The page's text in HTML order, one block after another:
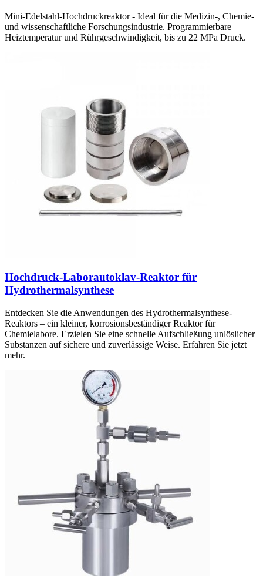
Mini-Edelstahl-Hochdruckreaktor - Ideal für die Medizin-, Chemie-
und wissenschaftliche Forschungsindustrie. Programmierbare
Heiztemperatur und Rührgeschwindigkeit, bis zu 22 MPa Druck.
Hochdruck-Laborautoklav-Reaktor für
Hydrothermalsynthese
Entdecken Sie die Anwendungen des Hydrothermalsynthese-
Reaktors – ein kleiner, korrosionsbeständiger Reaktor für
Chemielabore. Erzielen Sie eine schnelle Aufschließung unlöslicher
Substanzen auf sichere und zuverlässige Weise. Erfahren Sie jetzt
mehr.